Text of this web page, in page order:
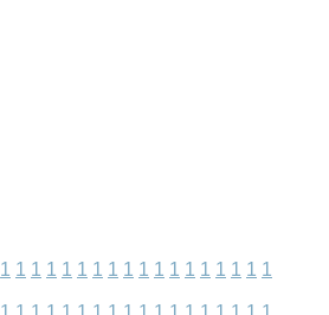
1 1 1 1 1 1 1 1 1 1 1 1 1 1 1 1 1 1